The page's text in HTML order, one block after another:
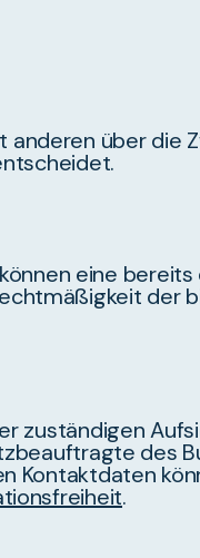
über die
eine
der
zuständigen
des
Kontaktdaten
.